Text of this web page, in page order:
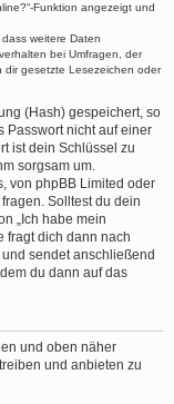
Funktion angezeigt und
weitere Daten
bei Umfragen, der
dir gesetzte Lesezeichen oder
(Hash) gespeichert, so
Passwort nicht auf einer
ist dein Schlüssel zu
sorgsam um.
von phpBB Limited oder
Solltest du dein
„Ich habe mein
fragt dich dann nach
sendet anschließend
du dann auf das
und oben näher
und anbieten zu